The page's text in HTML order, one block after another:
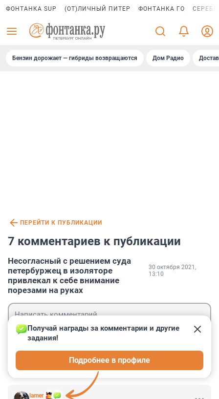
ФОНТАНКА SUP (ОТ)ЛИЧНЫЙ ПИТЕР ФОНТАНКА ГО
Бензин дорожает — гибриды возвращаются Дом Радио
ПЕРЕЙТИ К ПУБЛИКАЦИИ
7 комментариев к публикации
Несогласный с решением суда
петербуржец в изоляторе
привлекал к себе внимание
порезами на руках
30 октября 2021,
13:10
lamer
Получай награды за комментарии и другие
задания!
Подробнее в профиле